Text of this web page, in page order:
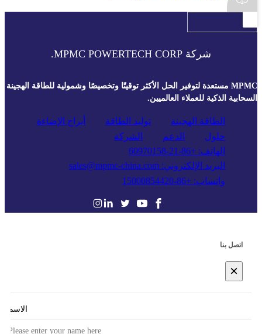
شركة MPMC POWERTECH CORP.
MPMC مستعدة لتوفير الحل الأكثر توقيتًا وتخصيصًا وشمولية للطاقة الهجينة
السحابية الذكية للعملاء العالميين.
الطاقة الهجينة توليد الطاقة
أبراج الإضاءة
حلول
الدعم
الشركة
الهاتف: +86-21-60970158
البريد الإلكتروني: sales@mpmc-china.com
واتساب: +86-15000854420
اتصل بنا
×
الاسم